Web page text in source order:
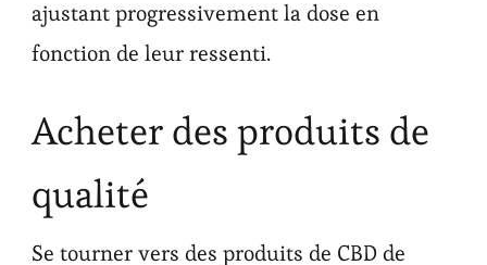
ajustant progressivement la dose en
fonction de leur ressenti.
Acheter des produits de
qualité
Se tourner vers des produits de CBD de